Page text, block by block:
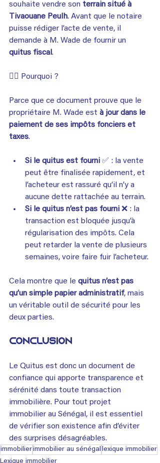
souhaite vendre son terrain situé à
Tivaouane Peulh. Avant que le notaire
puisse rédiger l’acte de vente, il
demande à M. Wade de fournir un
quitus fiscal .
👉🏾 Pourquoi ?
Parce que ce document prouve que le
propriétaire M. Wade est à jour dans le
paiement de ses impôts fonciers et
taxes.
Si le quitus est fourni ✅ : la vente
peut être finalisée rapidement, et
l’acheteur est rassuré qu’il n’y a
aucune dette rattachée au terrain.
Si le quitus n’est pas fourni ❌ : la
transaction est bloquée jusqu’à
régularisation des impôts. Cela
peut retarder la vente de plusieurs
semaines, voire faire fuir l’acheteur.
Cela montre que le quitus n’est pas
qu’un simple papier administratif, mais
un véritable outil de sécurité pour les
deux parties.
Conclusion
Le Quitus est donc un document de
confiance qui apporte transparence et
sérénité dans toute transaction
immobilière. Pour tout projet
immobilier au Sénégal, il est essentiel
de vérifier son existence afin d’éviter
des surprises désagréables.
immobilierimmobilier au sénégal lexique immobilier
Lexique immobilier